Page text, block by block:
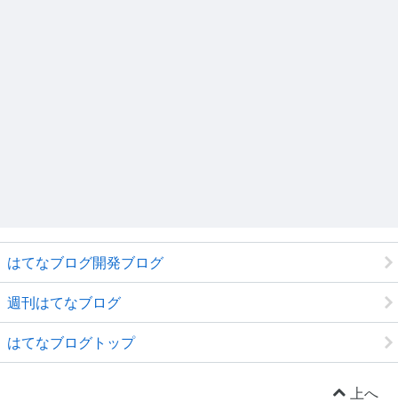
はてなブログ開発ブログ
週刊はてなブログ
はてなブログトップ
上へ